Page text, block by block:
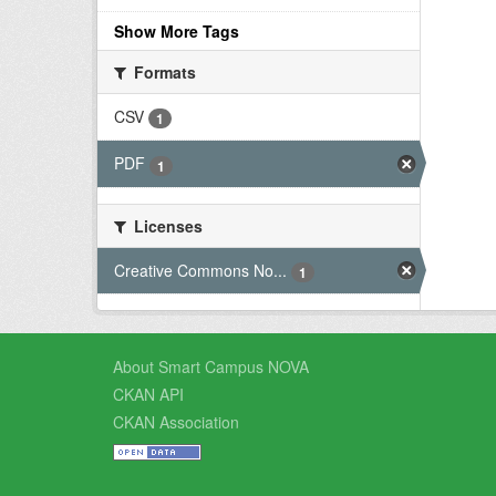
Show More Tags
Formats
CSV
1
PDF 1
Licenses
Creative Commons No...
1
About Smart Campus NOVA
CKAN API
CKAN Association